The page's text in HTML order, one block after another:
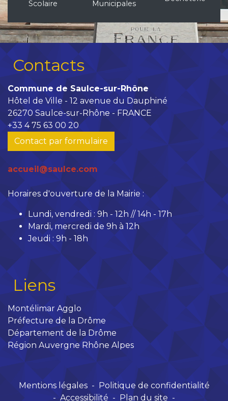
Scolaire
Municipales
Contacts
Commune de Saulce-sur-Rhône
Hôtel de Ville - 12 avenue du Dauphiné
26270 Saulce-sur-Rhône - FRANCE
+33 4 75 63 00 20
Contact par formulaire
accueil@saulce.com
Horaires d'ouverture de la Mairie :
Lundi, vendredi : 9h - 12h // 14h - 17h
Mardi, mercredi de 9h à 12h
Jeudi : 9h - 18h
Liens
Montélimar Agglo
Préfecture de la Drôme
Département de la Drôme
Région Auvergne Rhône Alpes
Mentions légales - Politique de confidentialité
- Accessibilité - Plan du site -